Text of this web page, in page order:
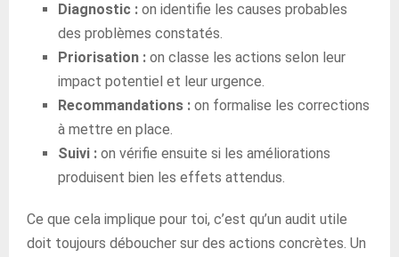
Diagnostic : on identifie les causes probables
des problèmes constatés.
Priorisation : on classe les actions selon leur
impact potentiel et leur urgence.
Recommandations : on formalise les corrections
à mettre en place.
Suivi : on vérifie ensuite si les améliorations
produisent bien les effets attendus.
Ce que cela implique pour toi, c’est qu’un audit utile
doit toujours déboucher sur des actions concrètes. Un